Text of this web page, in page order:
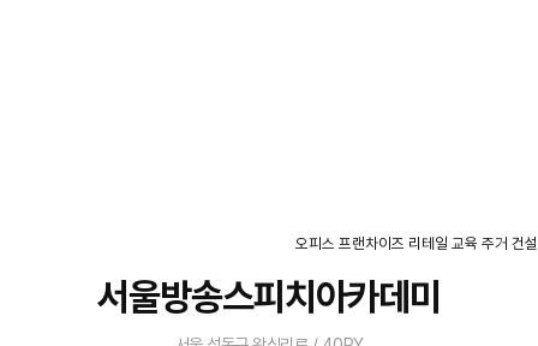
오피스 프랜차이즈 리테일 교육 주거 건설
서울방송스피치아카데미